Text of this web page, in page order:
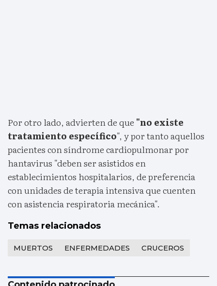
Por otro lado, advierten de que "no existe
tratamiento específico", y por tanto aquellos
pacientes con síndrome cardiopulmonar por
hantavirus "deben ser asistidos en
establecimientos hospitalarios, de preferencia
con unidades de terapia intensiva que cuenten
con asistencia respiratoria mecánica".
Temas relacionados
MUERTOS ENFERMEDADES CRUCEROS